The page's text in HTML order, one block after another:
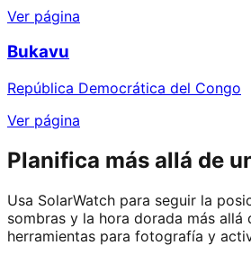
Ver página
Bukavu
República Democrática del Congo
Ver página
Planifica más allá de
Usa SolarWatch para seguir la
sombras y la hora dorada más allá
herramientas para fotografía y